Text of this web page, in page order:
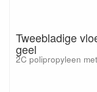
Tweebladige
geel
2C polipropyleen